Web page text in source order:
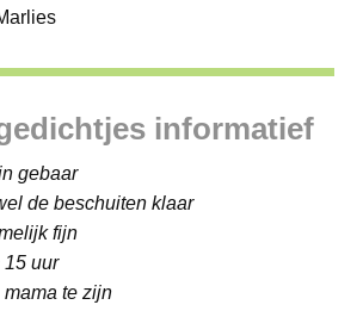
informatief
gebaar
de beschuiten klaar
fijn
15 uur
te zijn